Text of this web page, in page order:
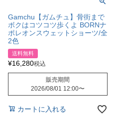
Gamchu【ガムチュ】骨街まで
ボクはコツコツ歩くよ BORNナ
ポレオンスウェットショーツ/全
2色
送料無料
¥16,280税込
販売期間
2026/08/01 12:00〜
カートに入れる